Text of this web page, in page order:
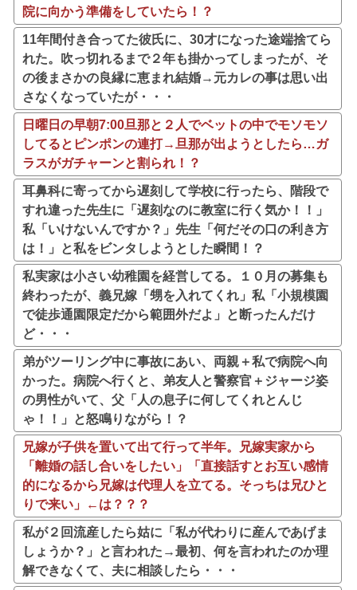
院に向かう準備をしていたら！？
11年間付き合ってた彼氏に、30才になった途端捨てら
れた。吹っ切れるまで２年も掛かってしまったが、そ
の後まさかの良縁に恵まれ結婚→元カレの事は思い出
さなくなっていたが・・・
日曜日の早朝7:00旦那と２人でベットの中でモソモソ
してるとピンポンの連打→旦那が出ようとしたら…ガ
ラスがガチャーンと割られ！？
耳鼻科に寄ってから遅刻して学校に行ったら、階段で
すれ違った先生に「遅刻なのに教室に行く気か！！」
私「いけないんですか？」先生「何だその口の利き方
は！」と私をビンタしようとした瞬間！？
私実家は小さい幼稚園を経営してる。１０月の募集も
終わったが、義兄嫁「甥を入れてくれ」私「小規模園
で徒歩通園限定だから範囲外だよ」と断ったんだけ
ど・・・
弟がツーリング中に事故にあい、両親＋私で病院へ向
かった。病院へ行くと、弟友人と警察官＋ジャージ姿
の男性がいて、父「人の息子に何してくれとんじ
ゃ！！」と怒鳴りながら！？
兄嫁が子供を置いて出て行って半年。兄嫁実家から
「離婚の話し合いをしたい」「直接話すとお互い感情
的になるから兄嫁は代理人を立てる。そっちは兄ひと
りで来い」←は？？？
私が２回流産したら姑に「私が代わりに産んであげま
しょうか？」と言われた→最初、何を言われたのか理
解できなくて、夫に相談したら・・・